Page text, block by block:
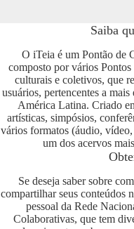
Saiba
O iTeia é um Pontão de
composto por vários
culturais e coletivos, que
usuários, pertencentes a
América Latina. Criado
artísticas, simpósios,
vários formatos (áudio,
um dos acervos
Se deseja saber sobre
compartilhar seus conteúdos
pessoal da Rede
Colaborativas, que tem